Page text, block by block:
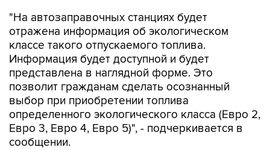
"На автозаправочных станциях будет
отражена информация об экологическом
классе такого отпускаемого топлива.
Информация будет доступной и будет
представлена в наглядной форме. Это
позволит гражданам сделать осознанный
выбор при приобретении топлива
определенного экологического класса (Евро 2,
Евро 3, Евро 4, Евро 5)", - подчеркивается в
сообщении.